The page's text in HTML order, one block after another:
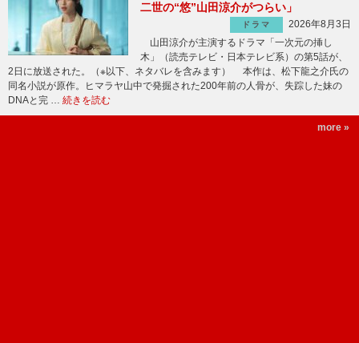
二世の“悠”山田涼介がつらい」
ドラマ
2026年8月3日
山田涼介が主演するドラマ「一次元の挿し
木」（読売テレビ・日本テレビ系）の第5話が、
2日に放送された。（※以下、ネタバレを含みます） 本作は、松下龍之介氏の
同名小説が原作。ヒマラヤ山中で発掘された200年前の人骨が、失踪した妹の
DNAと完 … 続きを読む
more »